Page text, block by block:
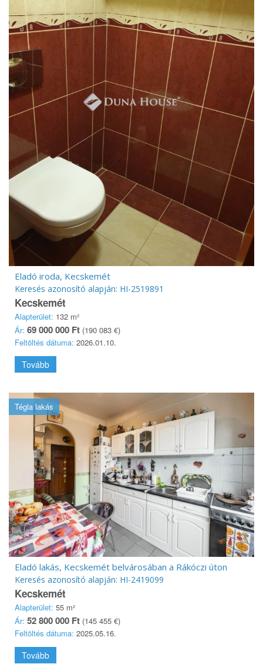
Eladó iroda, Kecskemét
Keresés azonosító alapján: HI-2519891
Kecskemét
Alapterület: 132 m²
Ár: 69 000 000 Ft (190 083 €)
Feltöltés dátuma: 2026.01.10.
Tovább
Tégla lakás
Eladó lakás, Kecskemét belvárosában a Rákóczi úton
Keresés azonosító alapján: HI-2419099
Kecskemét
Alapterület: 55 m²
Ár: 52 800 000 Ft (145 455 €)
Feltöltés dátuma: 2025.05.16.
Tovább